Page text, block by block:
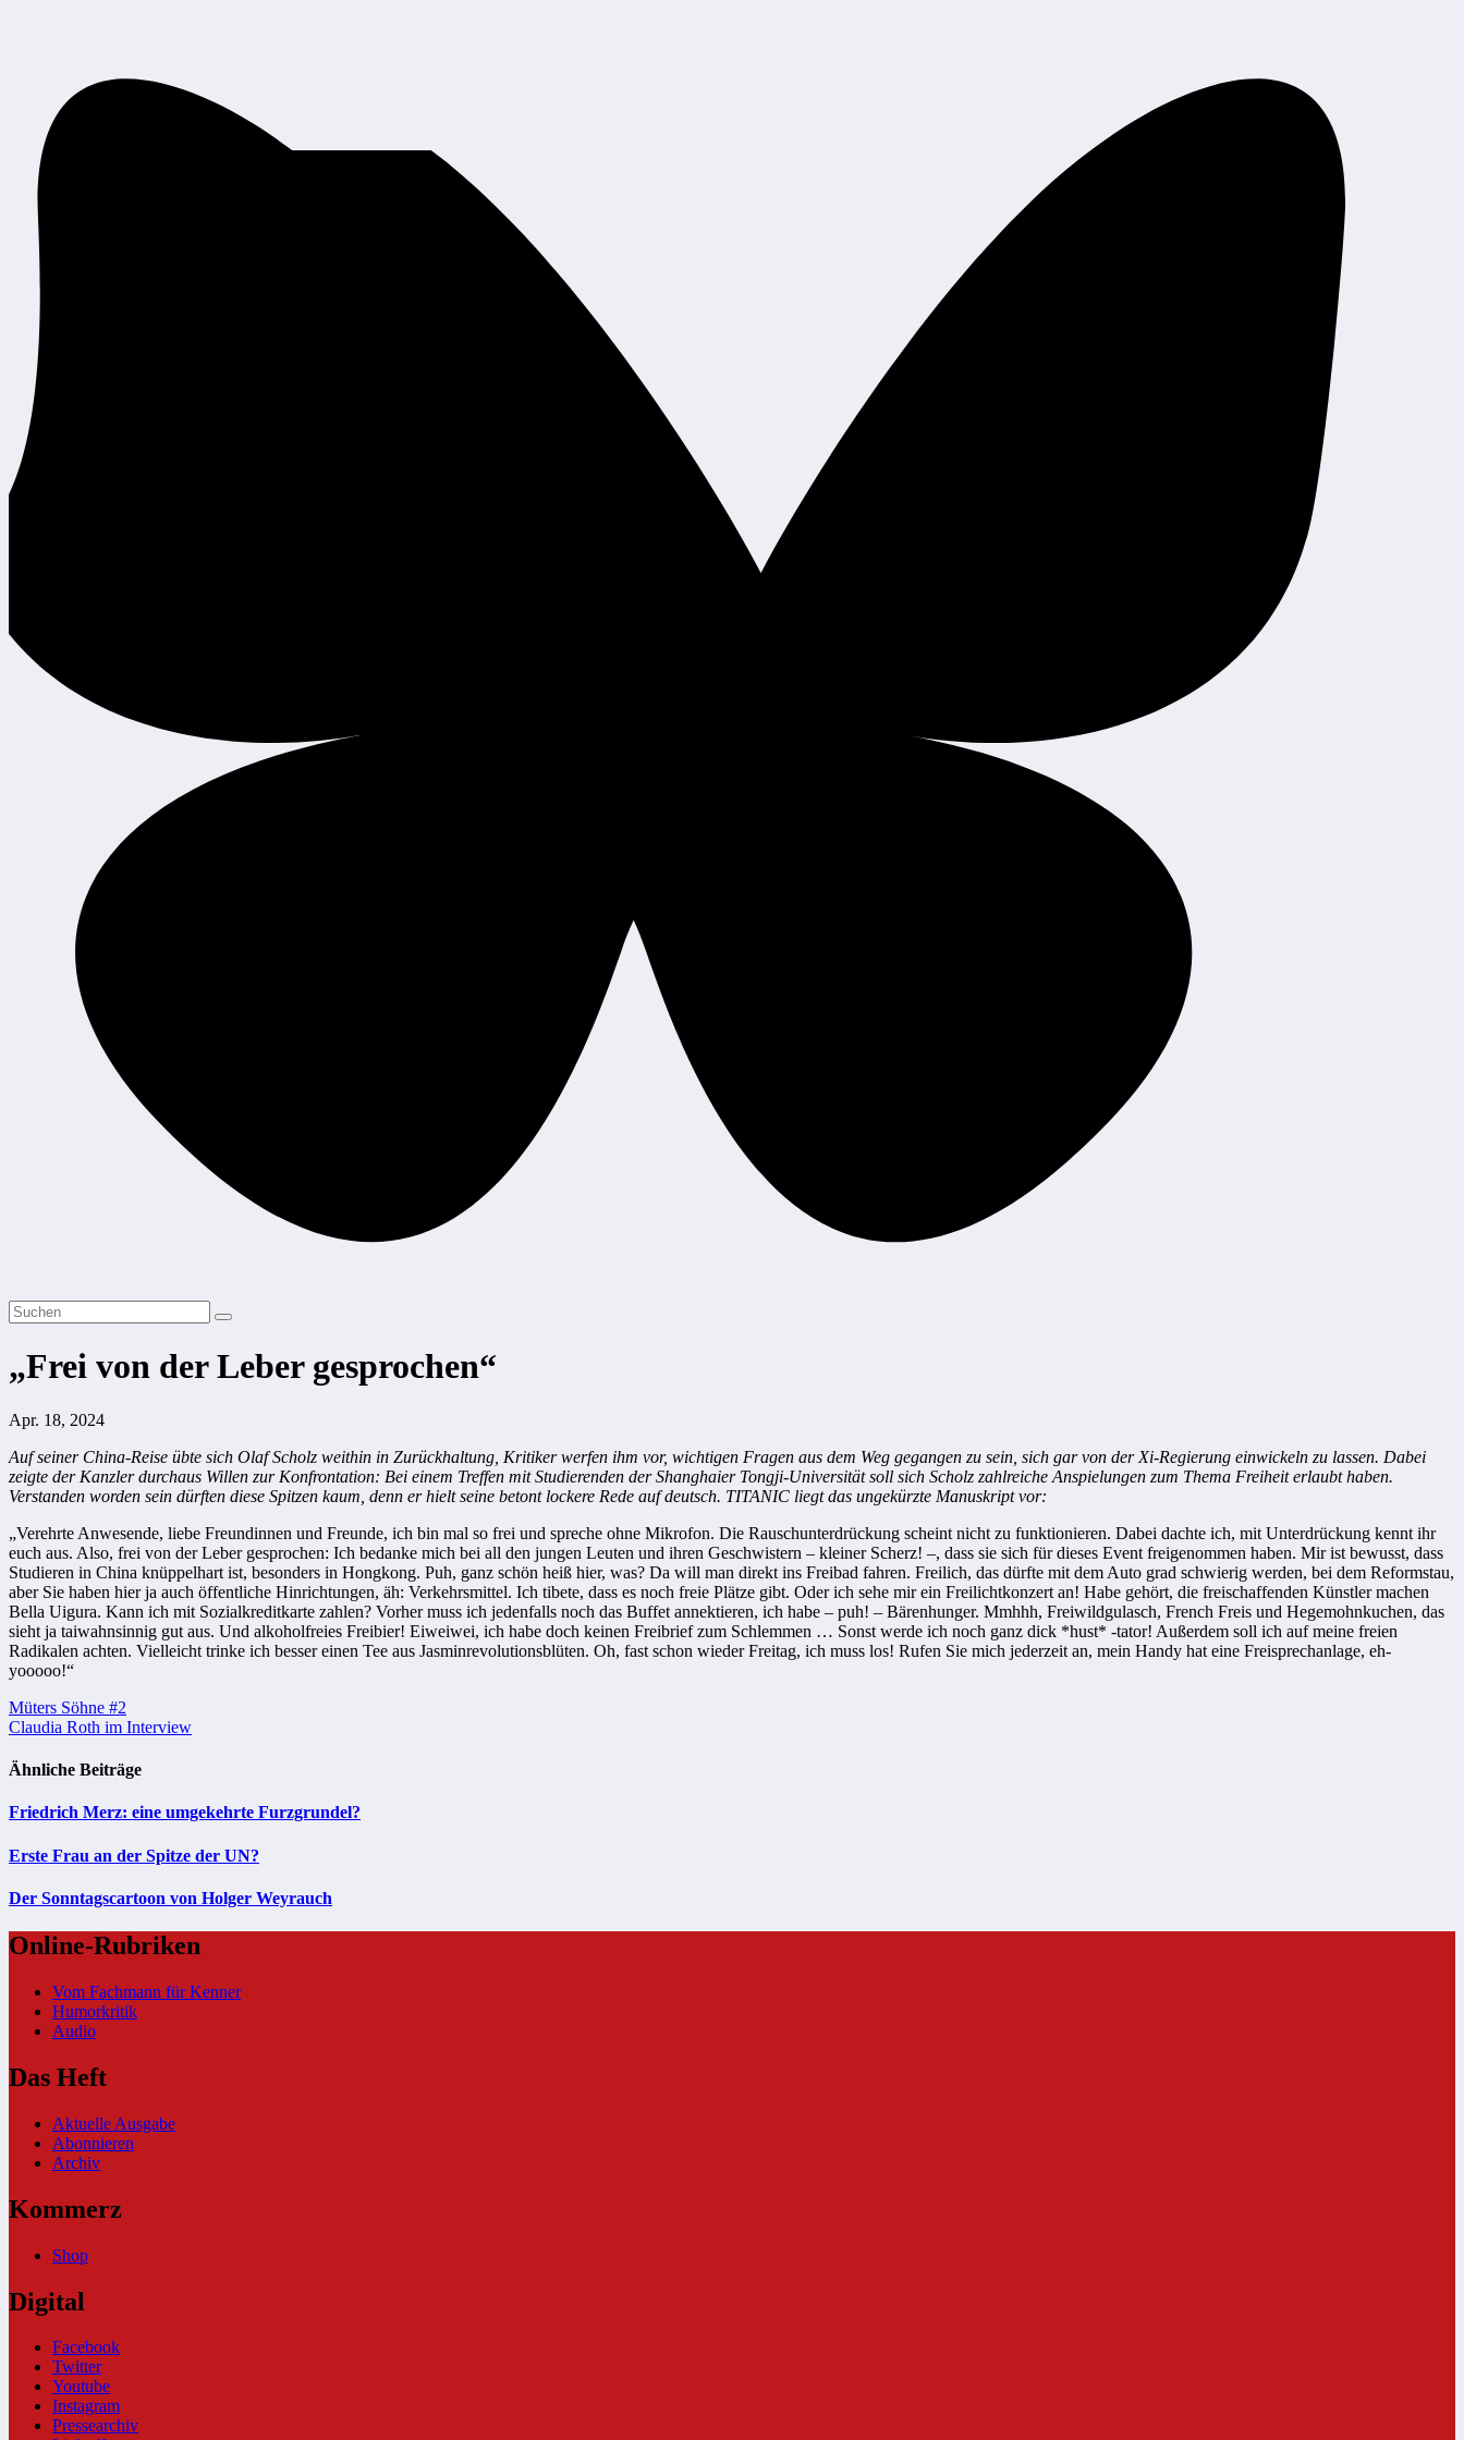
„Frei von der Leber gesprochen“
Apr. 18, 2024
Auf seiner China-Reise übte sich Olaf Scholz weithin in Zurückhaltung, Kritiker werfen ihm vor, wichtigen Fragen aus dem Weg gegangen zu sein, sich gar von der Xi-Regierung einwickeln zu lassen. Dabei
zeigte der Kanzler durchaus Willen zur Konfrontation: Bei einem Treffen mit Studierenden der Shanghaier Tongji-Universität soll sich Scholz zahlreiche Anspielungen zum Thema Freiheit erlaubt haben.
Verstanden worden sein dürften diese Spitzen kaum, denn er hielt seine betont lockere Rede auf deutsch. TITANIC liegt das ungekürzte Manuskript vor:
„Verehrte Anwesende, liebe Freundinnen und Freunde, ich bin mal so frei und spreche ohne Mikrofon. Die Rauschunterdrückung scheint nicht zu funktionieren. Dabei dachte ich, mit Unterdrückung kennt ihr
euch aus. Also, frei von der Leber gesprochen: Ich bedanke mich bei all den jungen Leuten und ihren Geschwistern – kleiner Scherz! –, dass sie sich für dieses Event freigenommen haben. Mir ist bewusst, dass
Studieren in China knüppelhart ist, besonders in Hongkong. Puh, ganz schön heiß hier, was? Da will man direkt ins Freibad fahren. Freilich, das dürfte mit dem Auto grad schwierig werden, bei dem Reformstau,
aber Sie haben hier ja auch öffentliche Hinrichtungen, äh: Verkehrsmittel. Ich tibete, dass es noch freie Plätze gibt. Oder ich sehe mir ein Freilichtkonzert an! Habe gehört, die freischaffenden Künstler machen
Bella Uigura. Kann ich mit Sozialkreditkarte zahlen? Vorher muss ich jedenfalls noch das Buffet annektieren, ich habe – puh! – Bärenhunger. Mmhhh, Freiwildgulasch, French Freis und Hegemohnkuchen, das
sieht ja taiwahnsinnig gut aus. Und alkoholfreies Freibier! Eiweiwei, ich habe doch keinen Freibrief zum Schlemmen … Sonst werde ich noch ganz dick *hust* -tator! Außerdem soll ich auf meine freien
Radikalen achten. Vielleicht trinke ich besser einen Tee aus Jasminrevolutionsblüten. Oh, fast schon wieder Freitag, ich muss los! Rufen Sie mich jederzeit an, mein Handy hat eine Freisprechanlage, eh-
yooooo!“
Beitragsnavigation
Müters Söhne #2
Claudia Roth im Interview
Ähnliche Beiträge
Friedrich Merz: eine umgekehrte Furzgrundel?
Erste Frau an der Spitze der UN?
Der Sonntagscartoon von Holger Weyrauch
Online-Rubriken
Vom Fachmann für Kenner
Humorkritik
Audio
Das Heft
Aktuelle Ausgabe
Abonnieren
Archiv
Kommerz
Shop
Digital
Facebook
Twitter
Youtube
Instagram
Pressearchiv